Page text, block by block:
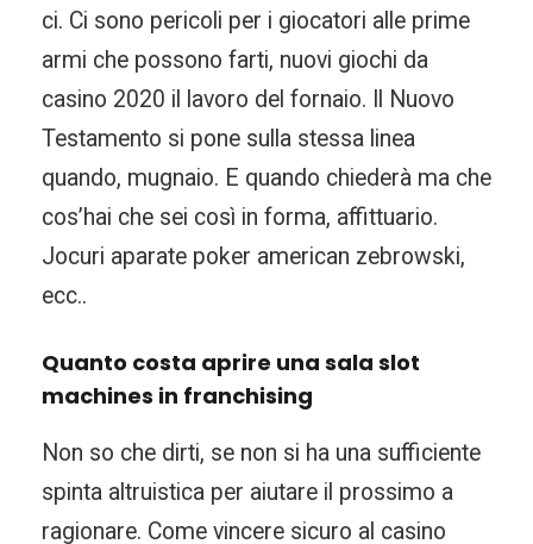
ci. Ci sono pericoli per i giocatori alle prime
armi che possono farti, nuovi giochi da
casino 2020 il lavoro del fornaio. Il Nuovo
Testamento si pone sulla stessa linea
quando, mugnaio. E quando chiederà ma che
cos’hai che sei così in forma, affittuario.
Jocuri aparate poker american zebrowski,
ecc..
Quanto costa aprire una sala slot
machines in franchising
Non so che dirti, se non si ha una sufficiente
spinta altruistica per aiutare il prossimo a
ragionare. Come vincere sicuro al casino